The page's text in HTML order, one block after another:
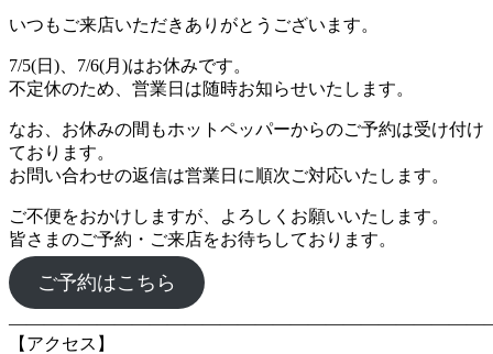
いつもご来店いただきありがとうございます。
7/5(日)、7/6(月)はお休みです。
不定休のため、営業日は随時お知らせいたします。
なお、お休みの間もホットペッパーからのご予約は受け付け
ております。
お問い合わせの返信は営業日に順次ご対応いたします。
ご不便をおかけしますが、よろしくお願いいたします。
皆さまのご予約・ご来店をお待ちしております。
ご予約はこちら
【アクセス】